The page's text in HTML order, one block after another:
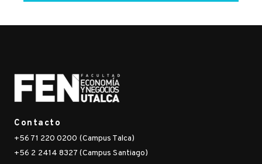
Contacto
+56 71 220 0200 (Campus Talca)
+56 2 2414 8327 (Campus Santiago)